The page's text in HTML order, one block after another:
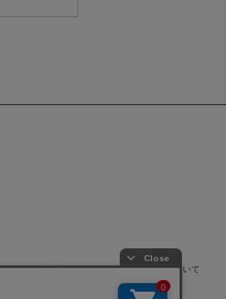
よくあるご質問 サイトポリシーについて